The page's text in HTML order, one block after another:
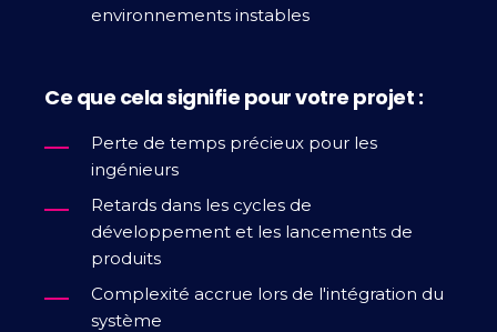
environnements instables
Ce que cela signifie pour votre projet :
Perte de temps précieux pour les
ingénieurs
Retards dans les cycles de
développement et les lancements de
produits
Complexité accrue lors de l'intégration du
système